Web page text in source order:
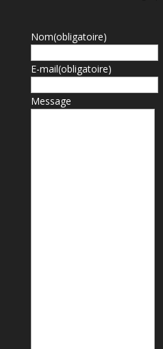
Nom(obligatoire)
E-mail(obligatoire)
Message